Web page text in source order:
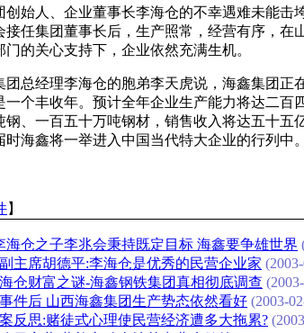
人、企业董事长李海仓的不幸遇难未能击
接任集团董事长后，生产照常，经营有序，在
的关心支持下，企业依然充满生机。
经理李海仓的胞弟李天虎说，海鑫集团正
一个丰收年。预计全年企业生产能力将达二百
钢、一百五十万吨钢材，销售收入将达五十五
时海鑫将一举进入中国当代特大企业的行列中。
】
海仓之子李兆会秉持既定目标 海鑫要争雄世界
主席胡德平:李海仓是优秀的民营企业家
仓财富之谜-海鑫钢铁集团真相彻底调查
件后 山西海鑫集团生产势态依然看好 (2003-
反思:赌徒式心理使民营经济遭多大拖累?